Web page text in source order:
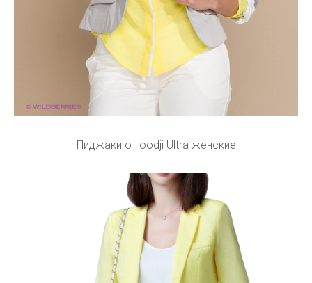
Пиджаки от oodji Ultra женские